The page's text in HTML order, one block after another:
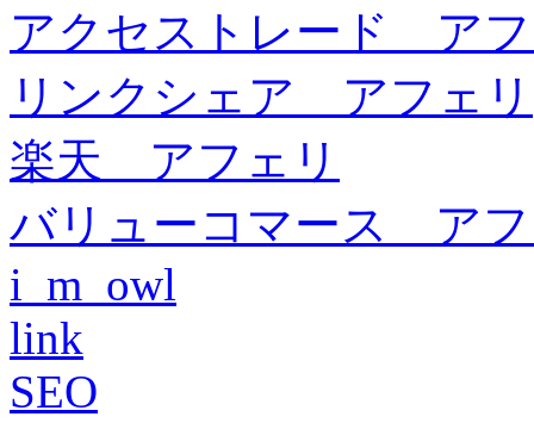
アクセストレード ア
リンクシェア アフェリ
楽天 アフェリ
バリューコマース ア
i_m_owl
link
SEO